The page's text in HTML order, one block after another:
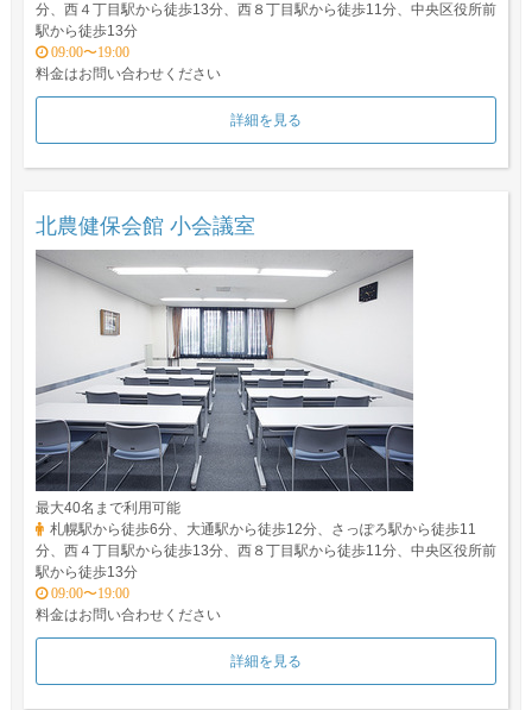
分、西４丁目駅から徒歩13分、西８丁目駅から徒歩11分、中央区役所前
駅から徒歩13分
09:00〜19:00
料金はお問い合わせください
詳細を見る
北農健保会館 小会議室
最大40名まで利用可能
札幌駅から徒歩6分、大通駅から徒歩12分、さっぽろ駅から徒歩11
分、西４丁目駅から徒歩13分、西８丁目駅から徒歩11分、中央区役所前
駅から徒歩13分
09:00〜19:00
料金はお問い合わせください
詳細を見る